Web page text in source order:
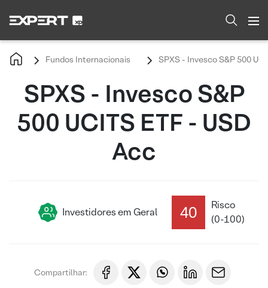
Fundos Internacionais SPXS - Invesco S&P 500
SPXS - Invesco S&P
500 UCITS ETF - USD
Acc
Investidores em Geral 40
Risco
(0-100)
Compartilhar: